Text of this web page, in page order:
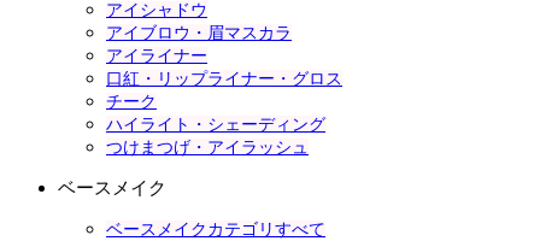
アイシャドウ
アイブロウ・眉マスカラ
アイライナー
口紅・リップライナー・グロス
チーク
ハイライト・シェーディング
つけまつげ・アイラッシュ
ベースメイク
ベースメイクカテゴリすべて